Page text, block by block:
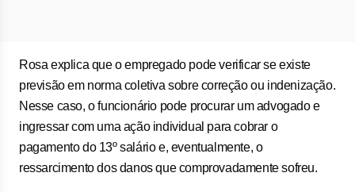
Rosa explica que o empregado pode verificar se existe
previsão em norma coletiva sobre correção ou indenização.
Nesse caso, o funcionário pode procurar um advogado e
ingressar com uma ação individual para cobrar o
pagamento do 13º salário e, eventualmente, o
ressarcimento dos danos que comprovadamente sofreu.